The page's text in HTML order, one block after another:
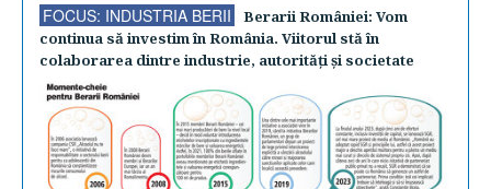
FOCUS: INDUSTRIA BERII
Berarii României: Vom
continua să investim în România. Viitorul stă în
colaborarea dintre industrie, autorităţi şi societate